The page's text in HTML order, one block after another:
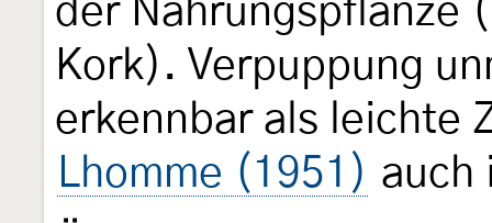
der Nahrungspflanze
Kork). Verpuppung
erkennbar als leichte
Lhomme (1951) auch